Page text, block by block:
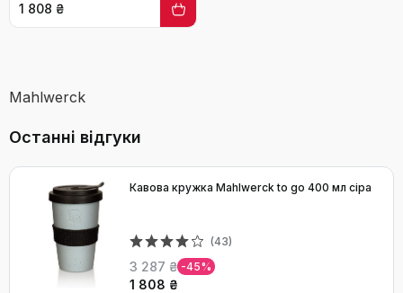
1 808 ₴
Mahlwerck
Останні відгуки
Кавова кружка Mahlwerck to go 400 мл сіра
(43)
3 287 ₴ -45%
1 808 ₴